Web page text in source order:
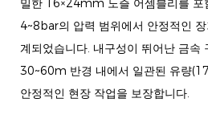
밀한 16×24mm 노즐 어셈블리를 포
4~8bar의 압력 범위에서 안정적인
계되었습니다. 내구성이 뛰어난 금속
30~60m 반경 내에서 일관된 유량
안정적인 현장 작업을 보장합니다.